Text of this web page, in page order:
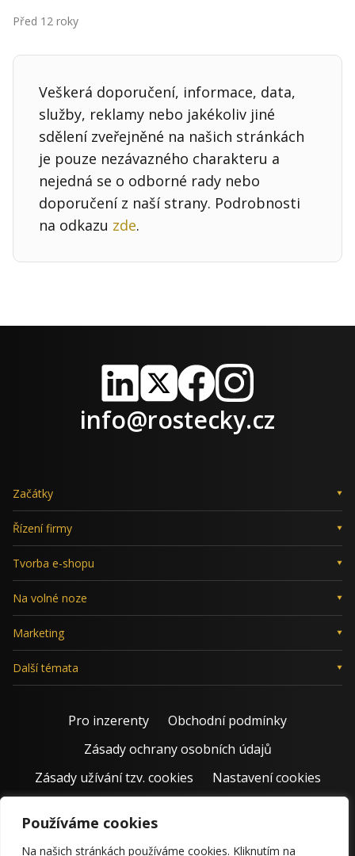
Používáme cookies
Na našich stránkách používáme cookies. Kliknutím na
Před 12 roky
Veškerá doporučení, informace, data,
služby, reklamy nebo jakékoliv jiné
sdělení zveřejněné na našich stránkách
je pouze nezávazného charakteru a
nejedná se o odborné rady nebo
doporučení z naší strany. Podrobnosti
na odkazu zde.
LinkedIn
X FacebookInstagram
info@rostecky.cz
Začátky
Řízení firmy
Tvorba e-shopu
Na volné noze
Marketing
Další témata
Pro inzerenty
Obchodní podmínky
Zásady ochrany osobních údajů
Zásady užívání tzv. cookies
Nastavení cookies